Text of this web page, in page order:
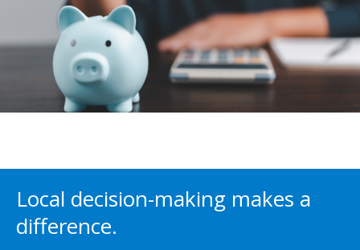
Local decision-making makes a
difference.